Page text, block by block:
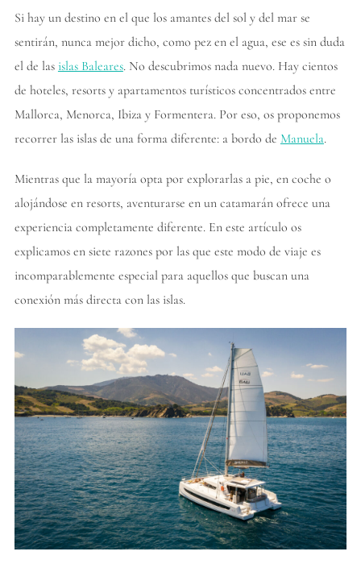
Si hay un destino en el que los amantes del sol y del mar se
sentirán, nunca mejor dicho, como pez en el agua, ese es sin duda
el de las islas Baleares. No descubrimos nada nuevo. Hay cientos
de hoteles, resorts y apartamentos turísticos concentrados entre
Mallorca, Menorca, Ibiza y Formentera. Por eso, os proponemos
recorrer las islas de una forma diferente: a bordo de Manuela.
Mientras que la mayoría opta por explorarlas a pie, en coche o
alojándose en resorts, aventurarse en un catamarán ofrece una
experiencia completamente diferente. En este artículo os
explicamos en siete razones por las que este modo de viaje es
incomparablemente especial para aquellos que buscan una
conexión más directa con las islas.